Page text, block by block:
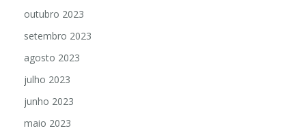
outubro 2023
setembro 2023
agosto 2023
julho 2023
junho 2023
maio 2023